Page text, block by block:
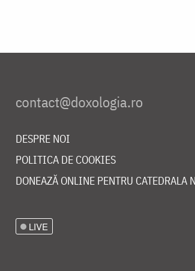
DESPRE NOI
POLITICA DE COOKIES
DONEAZĂ ONLINE PENTRU CATEDRALA
LIVE